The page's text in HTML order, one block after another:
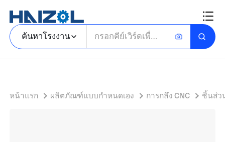
ค้นหาโรงงาน
หน้าแรก ผลิตภัณฑ์แบบกำหนดเอง การกลึง CNC ชิ้นส่ว